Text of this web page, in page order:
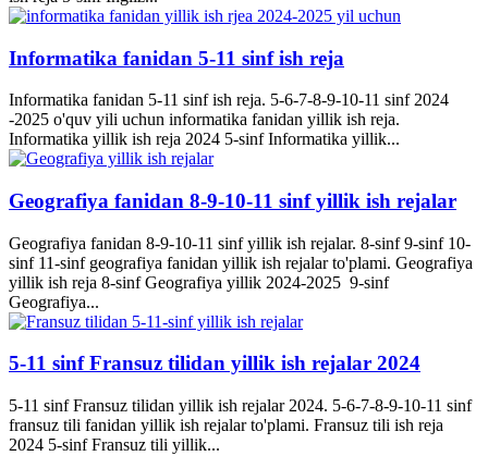
Informatika fanidan 5-11 sinf ish reja
Informatika fanidan 5-11 sinf ish reja. 5-6-7-8-9-10-11 sinf 2024
-2025 o'quv yili uchun informatika fanidan yillik ish reja.
Informatika yillik ish reja 2024 5-sinf Informatika yillik...
Geografiya fanidan 8-9-10-11 sinf yillik ish rejalar
Geografiya fanidan 8-9-10-11 sinf yillik ish rejalar. 8-sinf 9-sinf 10-
sinf 11-sinf geografiya fanidan yillik ish rejalar to'plami. Geografiya
yillik ish reja 8-sinf Geografiya yillik 2024-2025 9-sinf
Geografiya...
5-11 sinf Fransuz tilidan yillik ish rejalar 2024
5-11 sinf Fransuz tilidan yillik ish rejalar 2024. 5-6-7-8-9-10-11 sinf
fransuz tili fanidan yillik ish rejalar to'plami. Fransuz tili ish reja
2024 5-sinf Fransuz tili yillik...